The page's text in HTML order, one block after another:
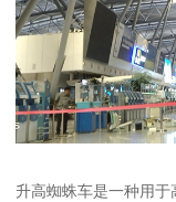
升高蜘蛛车是一种用于